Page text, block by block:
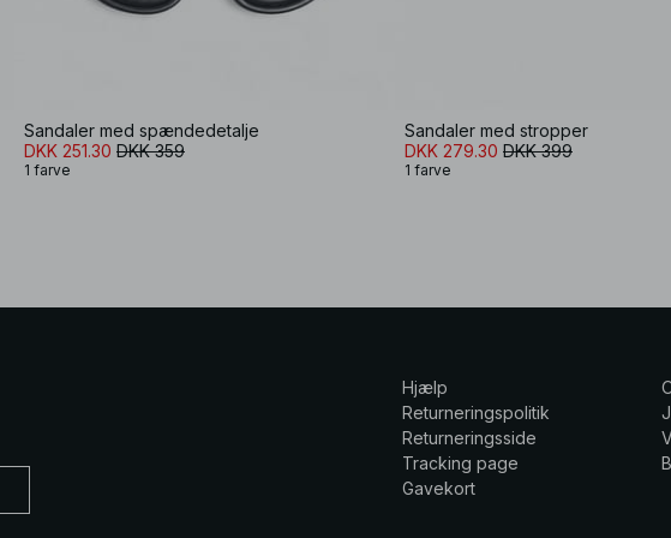
Sandaler med spændedetalje
DKK 251.30 DKK 359
1 farve
Sandaler med stropper
DKK 279.30 DKK 399
1 farve
Hjælp
Returneringspolitik
Returneringsside
Tracking page
Gavekort